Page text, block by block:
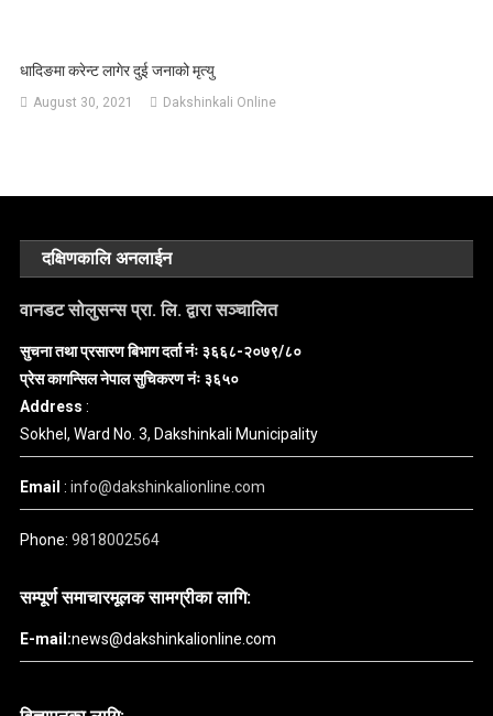
धादिङमा करेन्ट लागेर दुई जनाको मृत्यु
August 30, 2021 Dakshinkali Online
दक्षिणकालि अनलाईन
वानडट सोलुसन्स प्रा. लि. द्वारा सञ्चालित
सुचना तथा प्रसारण बिभाग दर्ता नंः ३६६८-२०७९/८०
प्रेस कागन्सिल नेपाल सुचिकरण नंः ३६५०
Address :
Sokhel, Ward No. 3, Dakshinkali Municipality
Email :info@dakshinkalionline.com
Phone:9818002564
सम्पूर्ण समाचारमूलक सामग्रीका लागि:
E-mail:news@dakshinkalionline.com